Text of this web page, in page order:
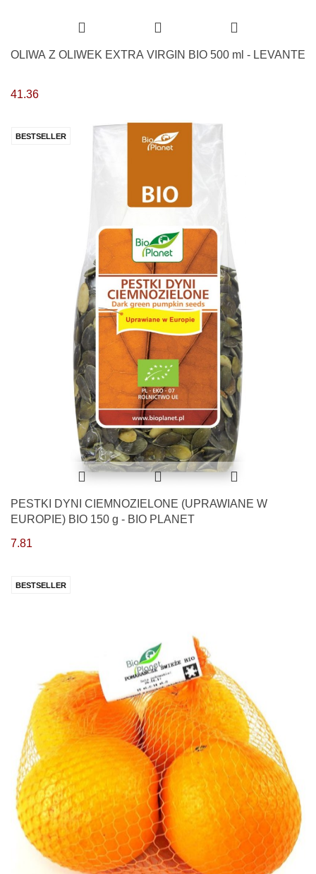
OLIWA Z OLIWEK EXTRA VIRGIN BIO 500 ml - LEVANTE
41.36
BESTSELLER
PESTKI DYNI CIEMNOZIELONE (UPRAWIANE W
EUROPIE) BIO 150 g - BIO PLANET
7.81
BESTSELLER